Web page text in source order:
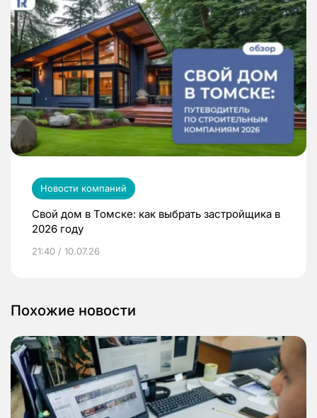
Новости компаний
Свой дом в Томске: как выбрать застройщика в
2026 году
21:40 / 10.07.26
Похожие новости